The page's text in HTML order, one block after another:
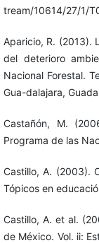
tream/10614/27/1/
Aparicio, R. (2013).
del deterioro
Nacional Forestal.
Gua-dalajara,
Castañón, M.
Programa de las
Castillo, A. (2003).
Tópicos en
Castillo, A. et al.
de México. Vol. ii: